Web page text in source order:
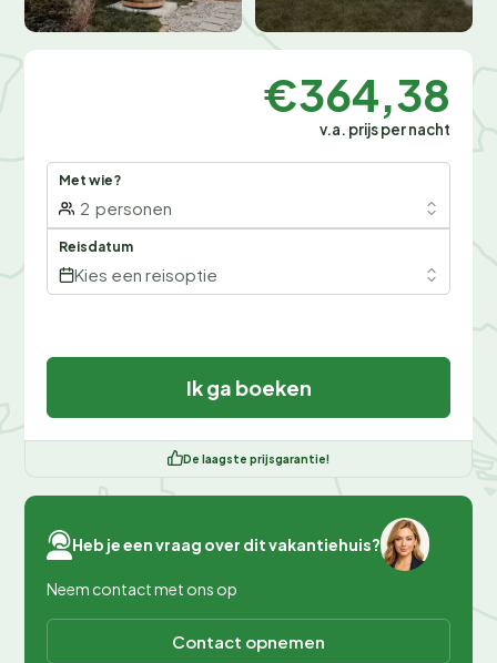
€364,38
v.a. prijs per nacht
Met wie?
2 personen
Reisdatum
Kies een reisoptie
Ik ga boeken
De laagste prijsgarantie!
Heb je een vraag over dit vakantiehuis?
Neem contact met ons op
Contact opnemen